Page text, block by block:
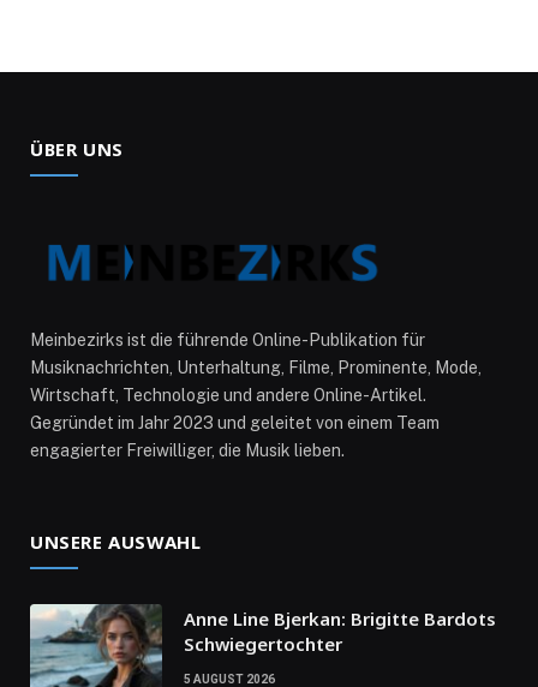
ÜBER UNS
Meinbezirks ist die führende Online-Publikation für
Musiknachrichten, Unterhaltung, Filme, Prominente, Mode,
Wirtschaft, Technologie und andere Online-Artikel.
Gegründet im Jahr 2023 und geleitet von einem Team
engagierter Freiwilliger, die Musik lieben.
UNSERE AUSWAHL
Anne Line Bjerkan: Brigitte Bardots
Schwiegertochter
5 AUGUST 2026